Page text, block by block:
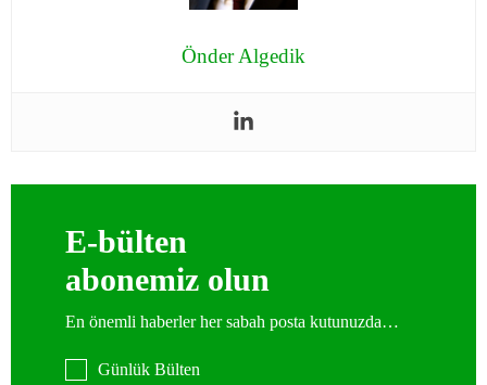
Önder Algedik
E-bülten
abonemiz olun
En önemli haberler her sabah posta kutunuzda…
Günlük Bülten